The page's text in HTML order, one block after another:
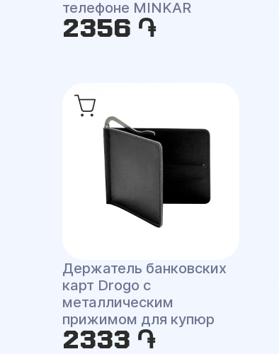
телефоне MINKAR
2356 ֏
Держатель банковских
карт Drogo с
металлическим
прижимом для купюр
2333 ֏